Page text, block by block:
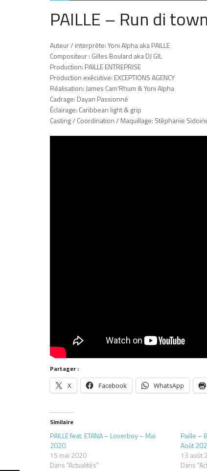
PAILLE – Run di
Auteur / interprète: Yoni Alpha aka PAILLE
Compositeur : Gilles Boulard aka DJ GIL
Production: PAILLE ENTREPRISE
Production exécutive: EXCEPTIONS AGENCY
Réalisation: James Cam’Rhum & Yoni Alpha
Cadrage: Dayan Passionné
Éclairage: Caribbean light & grip
Casting / Coordination / Maquillage: Stéphanie
Partager :
X Facebook WhatsApp
Similaire
PAILLE feat. ETANA – Loverboy – Mai
2020
15 mai 2020
Dans "Actualités"
Paille –
Août
13 août
Dans